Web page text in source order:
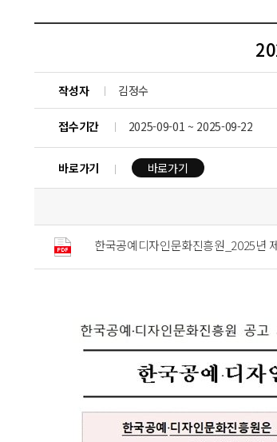
작성자 김정수
접수기간 2025-09-01 ~ 2025-09-22
바로가기 바로가기
한국공예디자인문화진흥원_2025년